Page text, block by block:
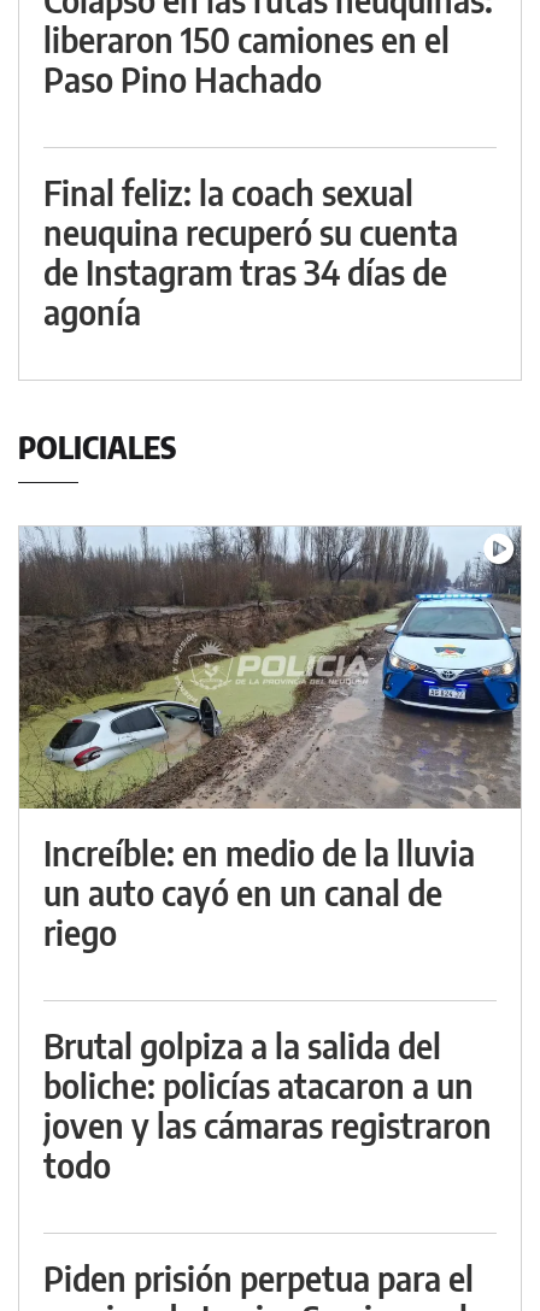
liberaron 150 camiones en el
Paso Pino Hachado
Final feliz: la coach sexual
neuquina recuperó su cuenta
de Instagram tras 34 días de
agonía
POLICIALES
Increíble: en medio de la lluvia
un auto cayó en un canal de
riego
Brutal golpiza a la salida del
boliche: policías atacaron a un
joven y las cámaras registraron
todo
Piden prisión perpetua para el